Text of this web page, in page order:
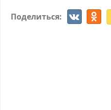
Поделиться: